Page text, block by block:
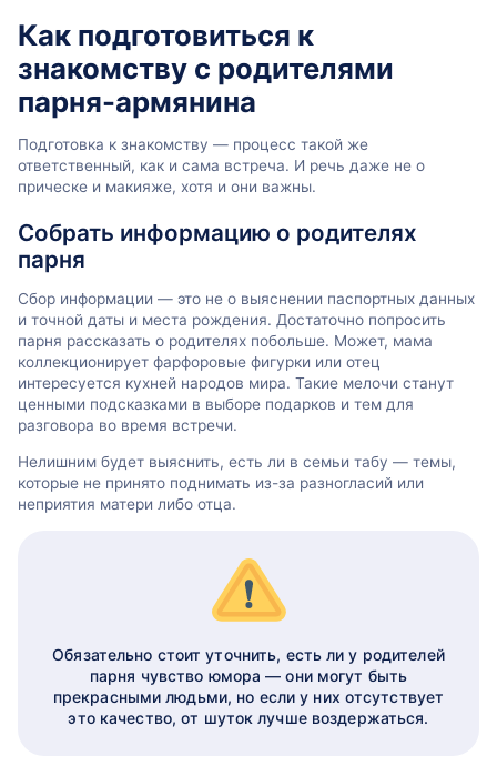
Как подготовиться к
знакомству с родителями
парня-армянина
Подготовка к знакомству — процесс такой же
ответственный, как и сама встреча. И речь даже не о
прическе и макияже, хотя и они важны.
Собрать информацию о родителях
парня
Сбор информации — это не о выяснении паспортных данных
и точной даты и места рождения. Достаточно попросить
парня рассказать о родителях побольше. Может, мама
коллекционирует фарфоровые фигурки или отец
интересуется кухней народов мира. Такие мелочи станут
ценными подсказками в выборе подарков и тем для
разговора во время встречи.
Нелишним будет выяснить, есть ли в семьи табу — темы,
которые не принято поднимать из-за разногласий или
неприятия матери либо отца.
Обязательно стоит уточнить, есть ли у родителей
парня чувство юмора — они могут быть
прекрасными людьми, но если у них отсутствует
это качество, от шуток лучше воздержаться.